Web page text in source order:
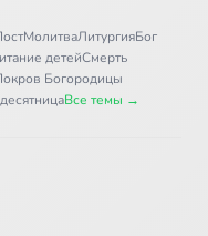
МолитваЛитургияБог
детейСмерть
Богородицы
Все темы →